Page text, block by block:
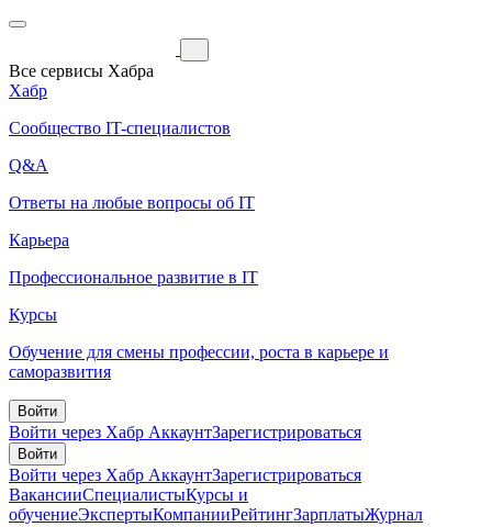
Все сервисы Хабра
Хабр
Сообщество IT-специалистов
Q&A
Ответы на любые вопросы об IT
Карьера
Профессиональное развитие в IT
Курсы
Обучение для смены профессии, роста в карьере и
саморазвития
Войти
Войти через Хабр АккаунтЗарегистрироваться
Войти
Войти через Хабр АккаунтЗарегистрироваться
ВакансииСпециалистыКурсы и
обучениеЭкспертыКомпанииРейтингЗарплатыЖурнал